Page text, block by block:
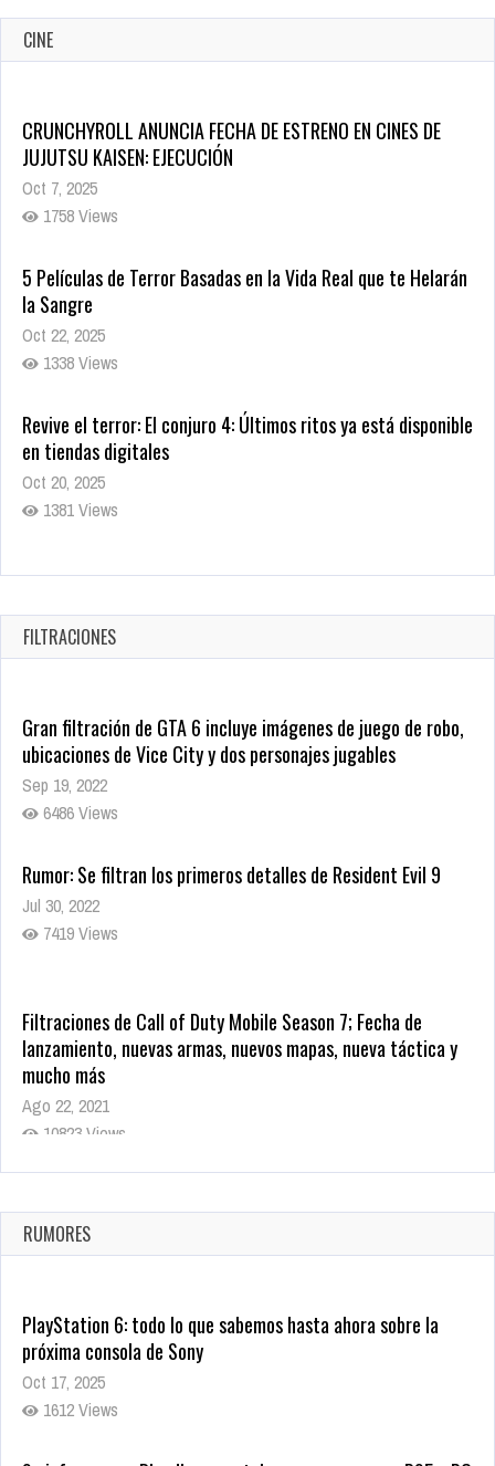
CINE
CRUNCHYROLL ANUNCIA FECHA DE ESTRENO EN CINES DE
JUJUTSU KAISEN: EJECUCIÓN
Oct 7, 2025
1758 Views
5 Películas de Terror Basadas en la Vida Real que te Helarán
la Sangre
Oct 22, 2025
1338 Views
Revive el terror: El conjuro 4: Últimos ritos ya está disponible
en tiendas digitales
Oct 20, 2025
1381 Views
Warner Bros. lleva a las tiendas digitales su racha de
Oct 17, 2025
1437 Views
FILTRACIONES
Gran filtración de GTA 6 incluye imágenes de juego de robo,
ubicaciones de Vice City y dos personajes jugables
Sep 19, 2022
6486 Views
Rumor: Se filtran los primeros detalles de Resident Evil 9
Jul 30, 2022
7419 Views
Filtraciones de Call of Duty Mobile Season 7; Fecha de
lanzamiento, nuevas armas, nuevos mapas, nueva táctica y
mucho más
Ago 22, 2021
10823 Views
La configuración de Call of Duty 2021 aparentemente ya fue
Ago 8, 2021
10008 Views
RUMORES
PlayStation 6: todo lo que sabemos hasta ahora sobre la
próxima consola de Sony
Oct 17, 2025
1612 Views